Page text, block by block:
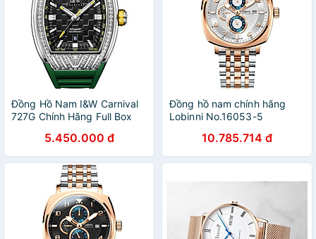
Đồng Hồ Nam I&W Carnival
727G Chính Hãng Full Box
Xước Dây Silicon Cao Cấp
BH 60T (Máy Cơ Tự Động)
5.450.000 đ
Đồng hồ nam chính hãng
Lobinni No.16053-5
10.785.714 đ